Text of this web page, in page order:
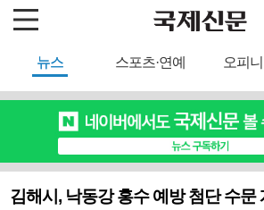
뉴스 스포츠·연예 오피
김해시, 낙동강 홍수 예방 첨단 수문